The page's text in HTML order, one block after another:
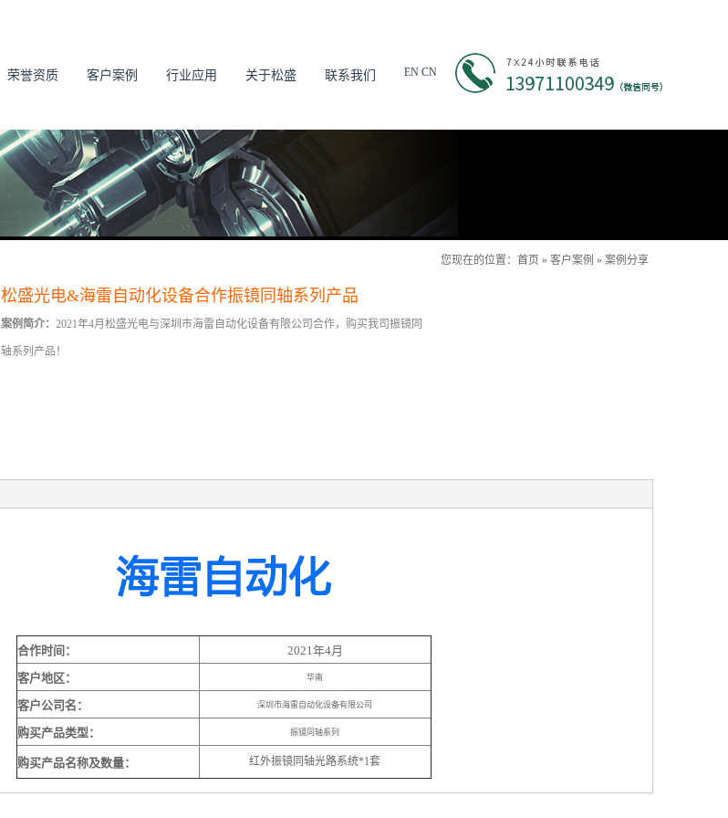
荣誉资质 客户案例 行业应用 关于松盛 联系我们 EN CN
您现在的位置： 首页 » 客户案例 » 案例分享
松盛光电&海雷自动化设备合作振镜同轴系列产品
案例简介： 2021年4月松盛光电与深圳市海雷自动化设备有限公司合作，购买我司振镜同
轴系列产品！
合作时间：
2021年4月
客户地区：
华南
客户公司名： 深圳市海雷自动化设备有限公司
购买产品类型： 振镜同轴系列
购买产品名称及数量： 红外振镜同轴光路系统*1套